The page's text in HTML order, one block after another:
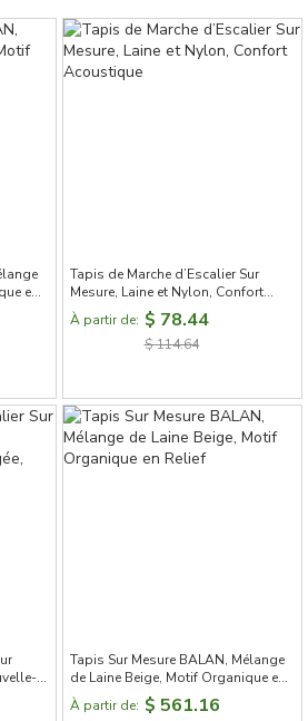
mais aussi de qualité supérieure,
votre maison une personnalité et un
efforçons de fournir une solution
en
Tapis de Marche d’Escalier Sur
Mesure, Laine et Nylon, Confort
Acoustique
À partir de: $ 78.44
$ 114.64
Tapis Sur Mesure BALAN, Mélange
de Laine Beige, Motif Organique en
Relief
À partir de: $ 561.16